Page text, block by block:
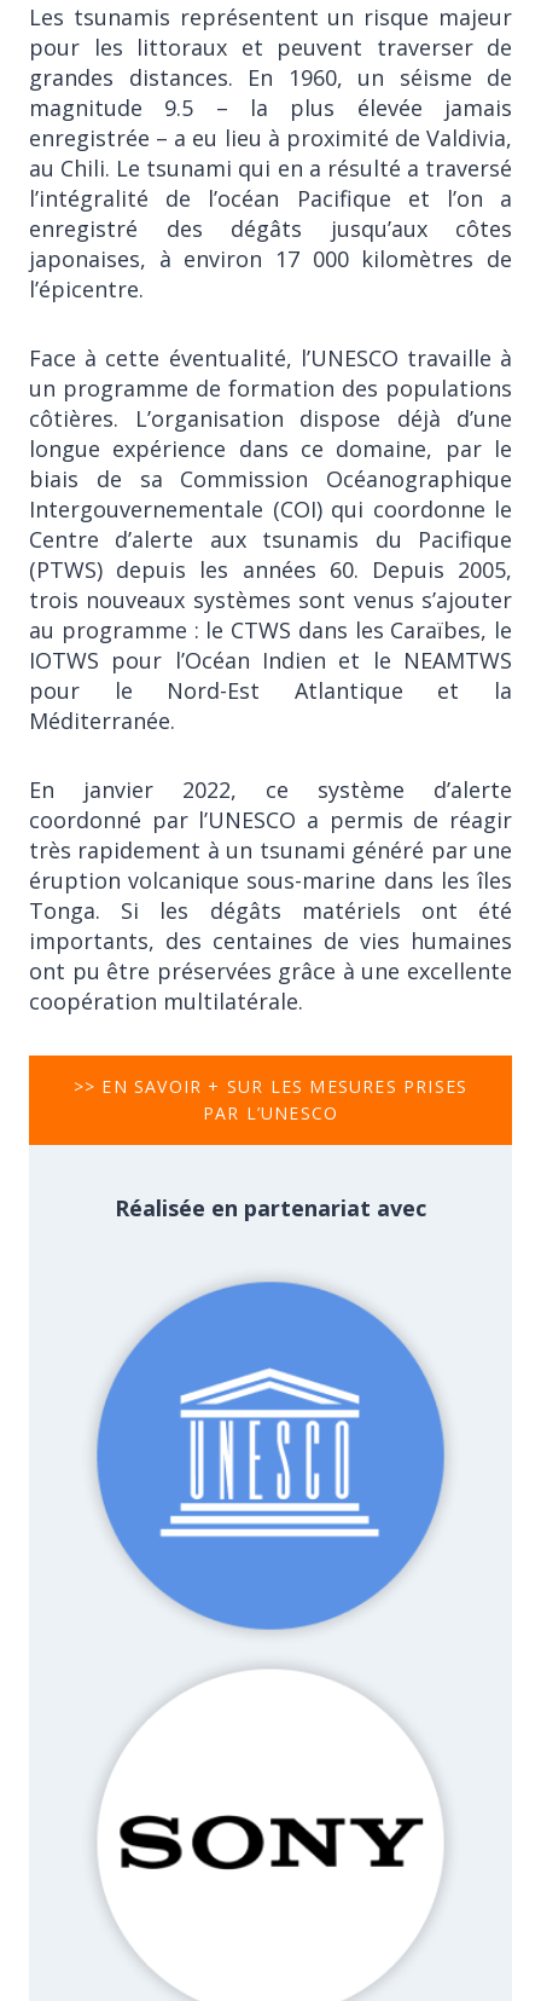
Les tsunamis représentent un risque majeur
pour les littoraux et peuvent traverser de
grandes distances. En 1960, un séisme de
magnitude 9.5 – la plus élevée jamais
enregistrée – a eu lieu à proximité de Valdivia,
au Chili. Le tsunami qui en a résulté a traversé
l’intégralité de l’océan Pacifique et l’on a
enregistré des dégâts jusqu’aux côtes
japonaises, à environ 17 000 kilomètres de
l’épicentre.
Face à cette éventualité, l’UNESCO travaille à
un programme de formation des populations
côtières. L’organisation dispose déjà d’une
longue expérience dans ce domaine, par le
biais de sa Commission Océanographique
Intergouvernementale (COI) qui coordonne le
Centre d’alerte aux tsunamis du Pacifique
(PTWS) depuis les années 60. Depuis 2005,
trois nouveaux systèmes sont venus s’ajouter
au programme : le CTWS dans les Caraïbes, le
IOTWS pour l’Océan Indien et le NEAMTWS
pour le Nord-Est Atlantique et la
Méditerranée.
En janvier 2022, ce système d’alerte
coordonné par l’UNESCO a permis de réagir
très rapidement à un tsunami généré par une
éruption volcanique sous-marine dans les îles
Tonga. Si les dégâts matériels ont été
importants, des centaines de vies humaines
ont pu être préservées grâce à une excellente
coopération multilatérale.
>> EN SAVOIR + SUR LES MESURES PRISES
PAR L’UNESCO
Réalisée en partenariat avec